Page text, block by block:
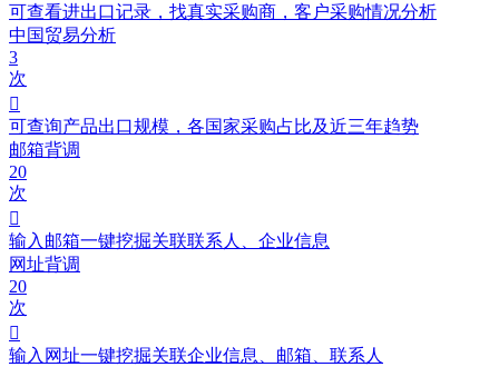
可查看进出口记录，找真实采购商，客户采购情况分析
中国贸易分析
3
次

可查询产品出口规模，各国家采购占比及近三年趋势
邮箱背调
20
次

输入邮箱一键挖掘关联联系人、企业信息
网址背调
20
次

输入网址一键挖掘关联企业信息、邮箱、联系人